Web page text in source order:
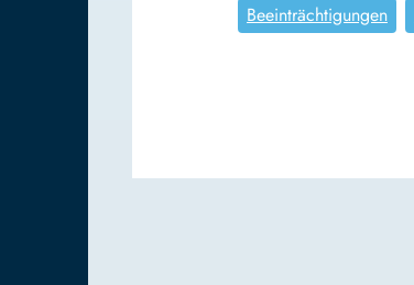
Beeinträchtigungen